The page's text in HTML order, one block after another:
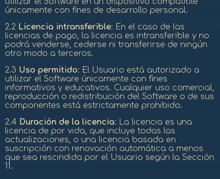
únicamente con fines de desarrollo personal.
2.2 Licencia intransferible: En el caso de las
licencias de pago, la licencia es intransferible y no
podrá venderse, cederse ni transferirse de ningún
otro modo a terceros.
2.3 Uso permitido: El Usuario está autorizado a
utilizar el Software únicamente con fines
informativos y educativos. Cualquier uso comercial,
reproducción o redistribución del Software o de sus
componentes está estrictamente prohibido.
2.4 Duración de la licencia: La licencia es una
licencia de por vida, que incluye todas las
actualizaciones, o una licencia basada en
suscripción con renovación automática a menos
que sea rescindida por el Usuario según la Sección
11.